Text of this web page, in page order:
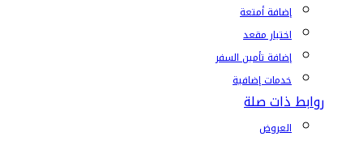
إضافة أمتعة
اختيار مقعد
إضافة تأمين السفر
خدمات إضافية
روابط ذات صلة
العروض